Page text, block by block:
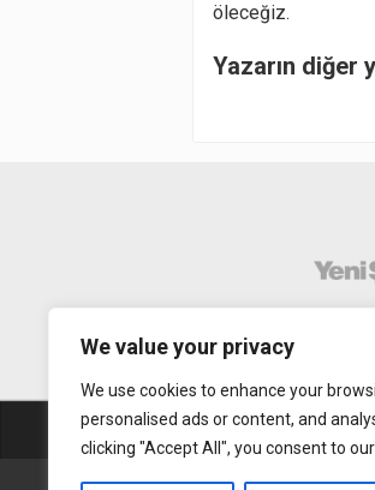
We value your privacy
We use cookies to enhance your
personalised ads or content, and
clicking "Accept All", you consent to
öleceğiz.
Yazarın diğer